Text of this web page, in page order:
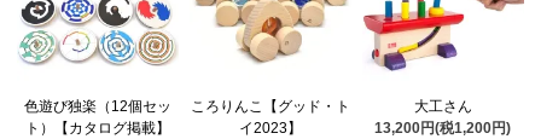
色遊び独楽（12個セッ
ト）【カタログ掲載】
ころりんこ【グッド・ト
イ2023】
大工さん
13,200円(税1,200円)